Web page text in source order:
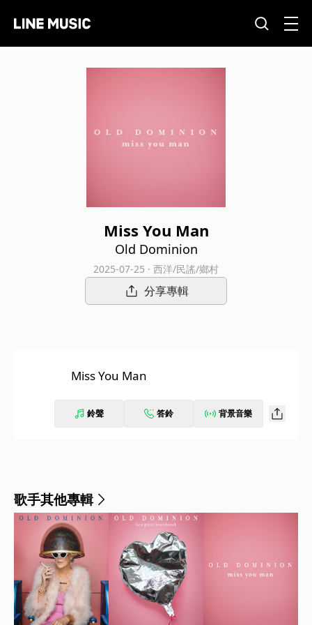
Miss You Man
Old Dominion
2025-07-25 · 西洋/民謠/鄉村
分享專輯
Miss You Man
鈴聲 答鈴 背景音樂
歌手其他專輯